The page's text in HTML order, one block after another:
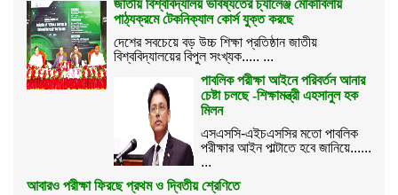
জাতীয় বিশ্ববিদ্যালয় ভবিষ্যতের চ্যালেঞ্জ মোকাবিলায়
পাঠ্যক্রমে টেকনিক্যাল কোর্স যুক্ত করছে
দেশের সবচেয়ে বড় উচ্চ শিক্ষা প্রতিষ্ঠান জাতীয়
বিশ্ববিদ্যালয়ের বিপুল সংখ্যক..... ...
পাবলিক পরীক্ষা আইনে পরিবর্তন আনার
চেষ্টা চলছে -শিক্ষামন্ত্রী এহসানুল হক
মিলন
এসএসসি-এইচএসসির মতো পাবলিক
পরীক্ষার আইন পাল্টাতে হবে জানিয়ে......
...
আবারও পরীক্ষা ফিরছে প্রথম ও দ্বিতীয় শ্রেণিতে